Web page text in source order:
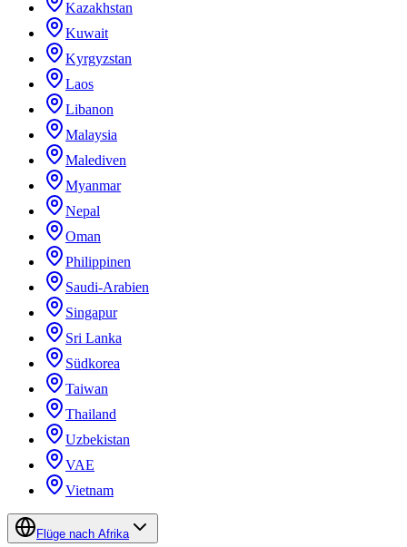
Kazakhstan
Kuwait
Kyrgyzstan
Laos
Libanon
Malaysia
Malediven
Myanmar
Nepal
Oman
Philippinen
Saudi-Arabien
Singapur
Sri Lanka
Südkorea
Taiwan
Thailand
Uzbekistan
VAE
Vietnam
Flüge nach Afrika